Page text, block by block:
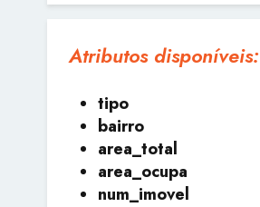
Atributos disponíveis:
tipo
bairro
area_total
area_ocupa
num_imovel